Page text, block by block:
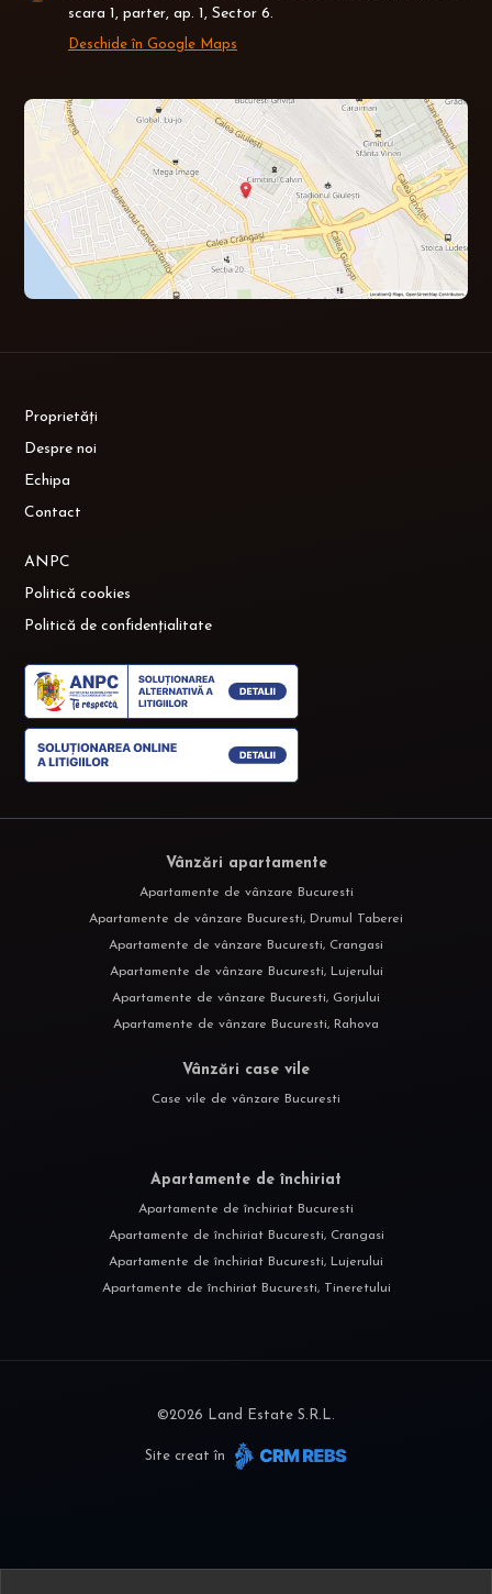
scara 1, parter, ap. 1, Sector 6.
Deschide în Google Maps
Proprietăți
Despre noi
Echipa
Contact
ANPC
Politică cookies
Politică de confidențialitate
Vânzări apartamente
Apartamente de vânzare Bucuresti
Apartamente de vânzare Bucuresti, Drumul Taberei
Apartamente de vânzare Bucuresti, Crangasi
Apartamente de vânzare Bucuresti, Lujerului
Apartamente de vânzare Bucuresti, Gorjului
Apartamente de vânzare Bucuresti, Rahova
Vânzări case vile
Case vile de vânzare Bucuresti
Apartamente de închiriat
Apartamente de închiriat Bucuresti
Apartamente de închiriat Bucuresti, Crangasi
Apartamente de închiriat Bucuresti, Lujerului
Apartamente de închiriat Bucuresti, Tineretului
©2026 Land Estate S.R.L.
Site creat în